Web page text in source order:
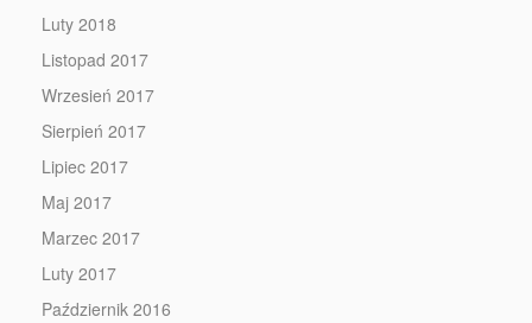
Luty 2018
Listopad 2017
Wrzesień 2017
Sierpień 2017
Lipiec 2017
Maj 2017
Marzec 2017
Luty 2017
Październik 2016